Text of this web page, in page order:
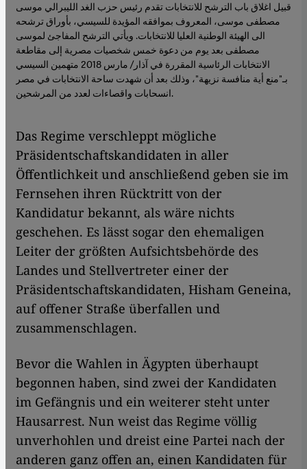
قبيل اغلاق باب الترشح للانتخابات تقدم رئيس حزب الغد الليبرالي موسى
مصطفى موسى، المعروف بموافقه المؤيدة للسيسي، بأوراق ترشحه
الى الهيئة الوطنية العليا للانتخابات. ويأتي الترشح المفاجئ لموسى
مصطفى بعد يوم من دعوة خمس شخصيات مصرية إلى مقاطعة
الانتخابات الرئاسية المقررة في آذار/ مارس 2018 متهمين السيسي
بـ"منع أية منافسة نزيهة"، وذلك بعد أن شهدت ساحة الانتخابات في مصر
Das Regime verschleppt mögliche
Präsidentschaftskandidaten in aller
Öffentlichkeit und anschließend geben sie im
Fernsehen ihren Rücktritt von der
Kandidatur bekannt, als wäre nichts
geschehen. Es lässt sogar den ehemaligen
Leiter der größten Aufsichtsbehörde des
Landes und Stellvertreter einer der
Präsidentschaftskandidaten, Hisham Geneina,
auf offener Straße überfallen und
zusammenschlagen.
Bevor die Wahlen in Ägypten überhaupt
begonnen haben, sind zwei der Kandidaten
im Gefängnis und ein weiterer steht unter
Hausarrest. Nun weist das Regime völlig
unverhohlen und dreist eine Partei nach der
anderen ganz offen an, einen Kandidaten für